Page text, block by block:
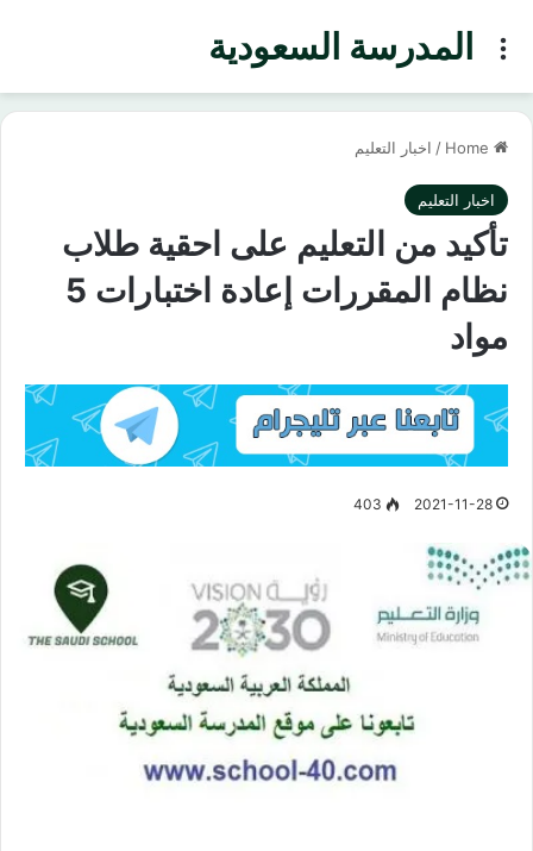
المدرسة السعوديةMenu
/ اخبار التعليم
اخبار التعليم
تأكيد من التعليم على احقية طلاب
نظام المقررات إعادة اختبارات 5
مواد
2021-11-28
403